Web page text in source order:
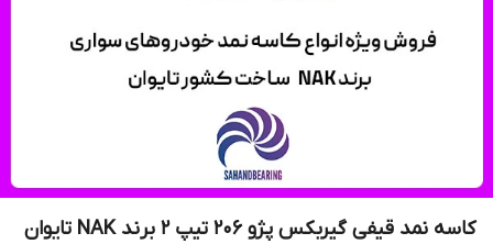
کاسه نمد قیفی گیربکس پژو 206 تیپ 2 برند NAK تایوان